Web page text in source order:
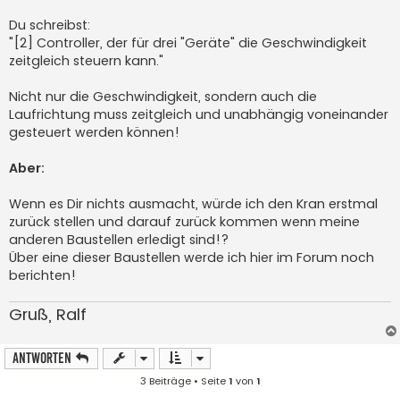
Du schreibst:
"[2] Controller, der für drei "Geräte" die Geschwindigkeit
zeitgleich steuern kann."
Nicht nur die Geschwindigkeit, sondern auch die
Laufrichtung muss zeitgleich und unabhängig voneinander
gesteuert werden können!
Aber:
Wenn es Dir nichts ausmacht, würde ich den Kran erstmal
zurück stellen und darauf zurück kommen wenn meine
anderen Baustellen erledigt sind!?
Über eine dieser Baustellen werde ich hier im Forum noch
berichten!
Gruß, Ralf
Antworten
3 Beiträge • Seite1 von 1